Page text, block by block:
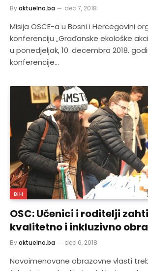
Byaktuelno.ba dec 7, 2018
Misija OSCE-a u Bosni i Hercegovini
konferenciju „Građanske ekološke
u ponedjeljak, 10. decembra 2018.
konferencije…
BIH
OSC: Učenici i roditelji
kvalitetno i inkluzivno
Byaktuelno.ba dec 6, 2018
Novoimenovane obrazovne vlasti